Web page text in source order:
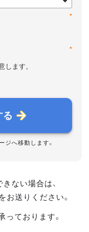
*
*
します。
る
ジへ移動します。
ない場合は、
お送りください。
ております。